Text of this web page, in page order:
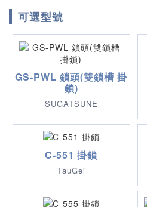
可選型號
GS-PWL 鎖頭(雙鎖槽 掛
鎖)
SUGATSUNE
C-551 掛鎖
TauGei